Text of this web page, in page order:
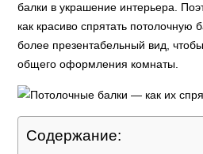
балки в украшение интерьера.
как красиво спрятать потолочную
более презентабельный вид,
общего оформления комнаты.
Содержание: